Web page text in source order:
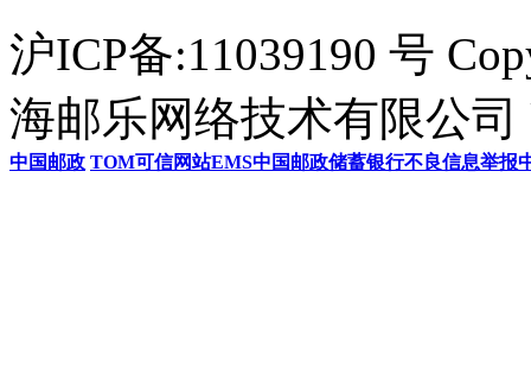
沪ICP备:11039190 号
海邮乐网络技术有限公司
中国邮政 TOM可信网站EMS中国邮政储蓄银行不良信息举报